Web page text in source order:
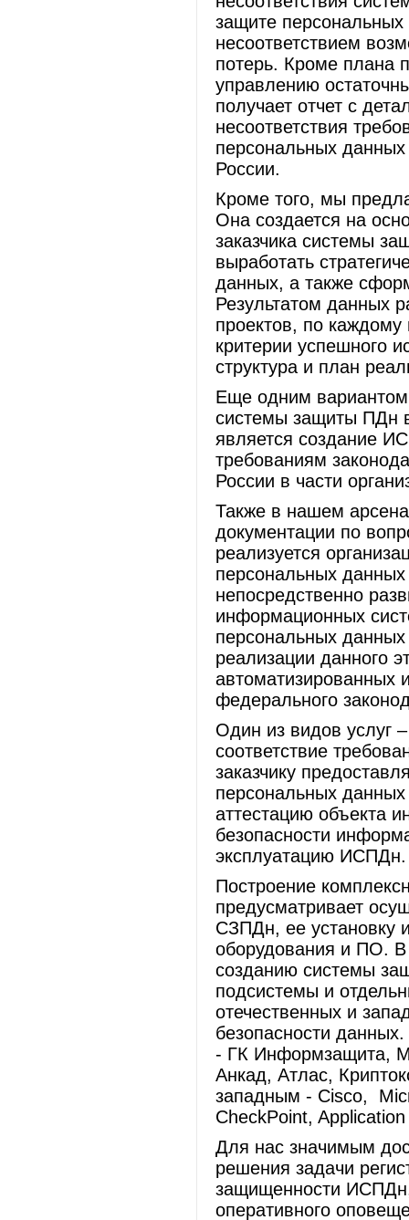
защите
несоответствием
потерь. Кроме плана
управлению
получает отчет с
несоответствия
персональных
России.
Кроме того, мы
Она создается на
заказчика системы
выработать
данных, а также
Результатом данных
проектов, по
критерии успешного
структура и план
Еще одним вариантом
системы защиты ПДн
является создание
требованиям
России в части
Также в нашем
документации по
реализуется
персональных
непосредственно
информационных
персональных данных
реализации данного
автоматизированных
федерального
Один из видов услуг
соответствие
заказчику
персональных
аттестацию объекта
безопасности
эксплуатацию ИСПДн.
Построение
предусматривает
СЗПДн, ее установку
оборудования и ПО. В
созданию системы
подсистемы и
отечественных и
безопасности
- ГК Информзащита,
Анкад, Атлас,
западным - Cisco,
CheckPoint,
Для нас значимым
решения задачи
защищенности ИСПДн,
оперативного